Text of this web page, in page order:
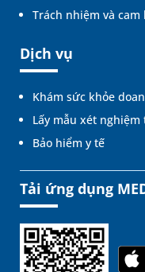
Trách nhiệm và cam
Dịch vụ
Khám sức khỏe
Lấy mẫu xét nghiệm
Bảo hiểm y tế
Tải ứng dụng